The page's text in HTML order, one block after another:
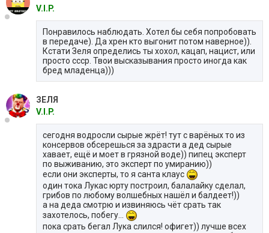
V.I.P.
Понравилось наблюдать. Хотел бы себя попробовать
в передаче). Да хрен кто выгонит потом наверное)).
Кстати Зеля определись ты хохол, кацап, нацист, или
просто ссср. Твои высказывания просто иногда как
бред младенца)))
ЗЕЛЯ
V.I.P.
сегодня водросли сырые жрёт! тут с варёных то из
консервов обсерешься за здрасти а дед сырые
хавает, ещё и моет в грязной воде)) пипец эксперт
по выживанию, это эксперт по умиранию))
если они эксперты, то я санта клаус
один тока Лукас юрту построил, балалайку сделал,
грибов по любому волшебных нашёл и балдеет!))
а на деда смотрю и извиняюсь чёт срать так
захотелось, побегу...
пока срать бегал Лука слился! офигет)) лучше всех